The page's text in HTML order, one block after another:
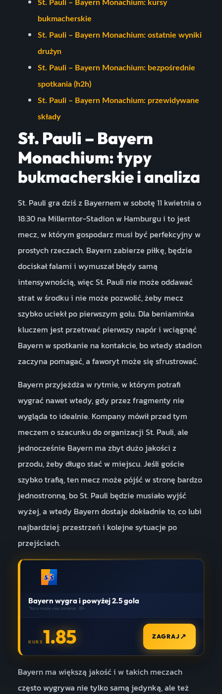
St. Pauli – Bayern Monachium: kursy
bukmacherskie
St. Pauli – Bayern Monachium: ostatnie wyniki
drużyn
St. Pauli – Bayern Monachium: bezpośrednie
spotkania (h2h)
St. Pauli – Bayern Monachium: przewidywane
składy
St. Pauli – Bayern
Monachium: typy
bukmacherskie i analiza
St. Pauli gra dziś z Bayernem w sobotę 11 kwietnia o
18:30 na Millerntor-Stadion w Hamburgu i to jest
mecz, w którym gospodarz musi być perfekcyjny w
prostych rzeczach. Bayern zabierze piłkę, będzie
dociskał falami i wymuszał błędy samą
intensywnością, więc St. Pauli nie może oddawać
strat w środku i nie może pozwolić, żeby mecz
szybko uciekł po pierwszym golu. Dla beniaminka
kluczem jest przetrwać pierwszy napór i wciągnąć
Bayern w spotkanie na kontakcie, bo wtedy stadion
zaczyna pomagać, a faworyt może się sfrustrować.
Bayern przyjeżdża w rytmie, w którym potrafi
wygrać nawet wtedy, gdy przez fragmenty nie
wygląda to idealnie. Kompany mówił przed tym
meczem o szacunku do organizacji St. Pauli, ale
jednocześnie Bayern ma zbyt dużo jakości z
przodu, żeby długo stać w miejscu. Jeśli goście
szybko trafią, ten mecz może pójść w stronę bardzo
jednostronną, bo St. Pauli będzie musiało wyjść
wyżej, a wtedy Bayern dostaje dokładnie to, co lubi
najbardziej: przestrzeń i kolejne sytuacje po
przejściach.
Bayern wygra i powyżej 2.5 gola
*kurs może ulec zmianie. 18+.
KURS1.85 ZAGRAJ ↗
Bayern ma większą jakość i w takich meczach
często wygrywa nie tylko samą jedynką, ale też